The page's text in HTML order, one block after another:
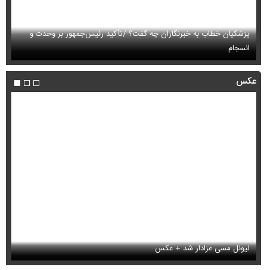
پزشکیان خطاب به خبرنگاران چه گفت؟ /تأکید رئیس‌جمهور بر وحدت و
انسجام
عکس
لیونل مسی عزادار شد + عکس